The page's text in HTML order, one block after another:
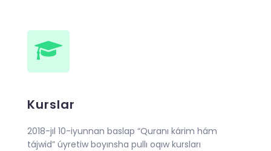
Kurslar
2018-jıl 10-iyunnan baslap “Quranı kárim hám
tájwid” úyretiw boyınsha pullı oqıw kursları